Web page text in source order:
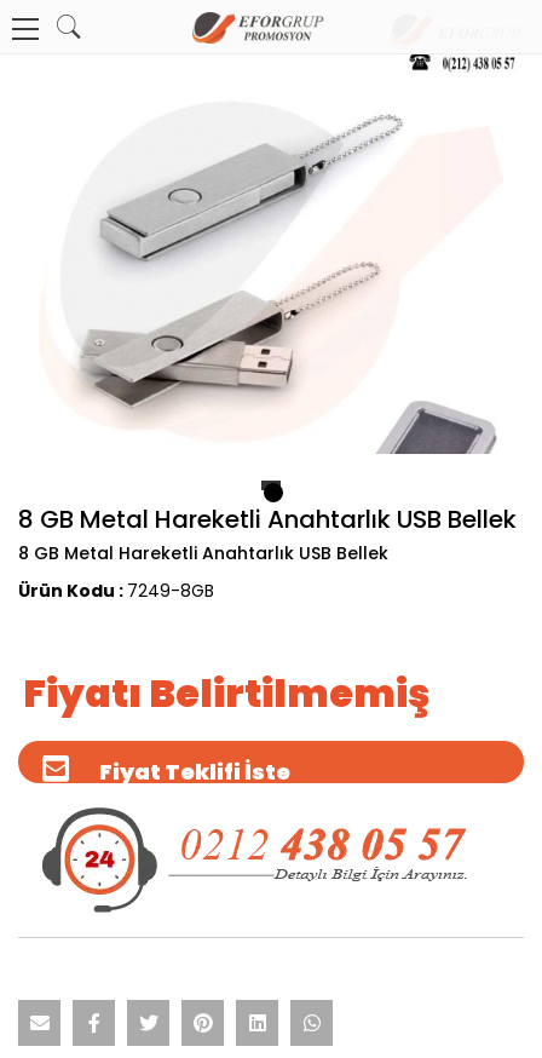
8 GB Metal Hareketli Anahtarlık USB Bellek
8 GB Metal Hareketli Anahtarlık USB Bellek
Ürün Kodu : 7249-8GB
Fiyatı Belirtilmemiş
Fiyat Teklifi İste